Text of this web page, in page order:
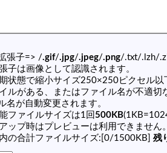
張子=> /.gif/.jpg/.jpeg/.png/.txt/.lzh/
子は画像として認識されます。
状態で縮小サイズ250×250ピクセル以
ルがある、またはファイル名が不適切
が自動変更されます。
ファイルサイズは1回 500KB
ップ時はプレビューは利用できません
の合計ファイルサイズ:[0/1500KB] 残